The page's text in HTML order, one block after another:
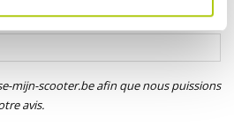
mijn-scooter.be afin que nous puissions
avis.